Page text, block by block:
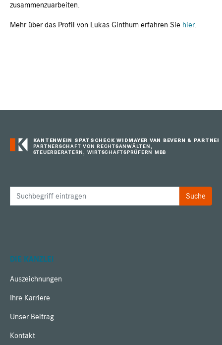
zusammenzuarbeiten.
Mehr über das Profil von Lukas Ginthum erfahren Sie hier.
KANTENWEIN SPATSCHECK WIDMAYER VAN BEVERN & PARTNER
PARTNERSCHAFT VON RECHTSANWÄLTEN,
STEUERBERATERN, WIRTSCHAFTSPRÜFERN MBB
DIE KANZLEI
Auszeichnungen
Ihre Karriere
Unser Beitrag
Kontakt